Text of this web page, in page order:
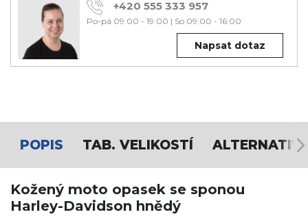
+420 555 333 957
Po-pá 09:00 - 19:00 | So 09:00 - 16:00
Napsat dotaz
POPIS TAB. VELIKOSTÍ
Kožený moto opasek se sponou
Harley-Davidson hnědý